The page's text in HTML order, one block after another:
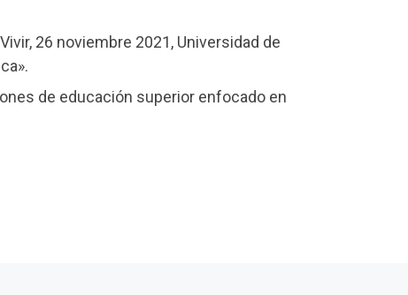
26 noviembre 2021, Universidad de
de educación superior enfocado en